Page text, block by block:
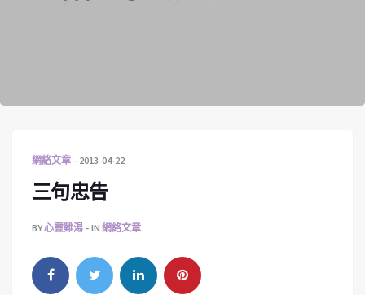
網絡文章 2013-04-22
三句忠告
BY心靈雞湯 IN 網絡文章